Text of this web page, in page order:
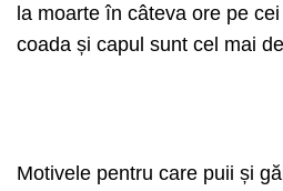
la moarte în câteva ore pe
coada și capul sunt cel mai
Motivele pentru care puii și